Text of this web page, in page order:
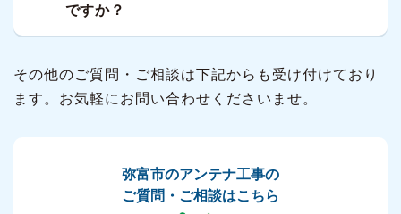
ですか？
その他のご質問・ご相談は下記からも受け付けており
ます。お気軽にお問い合わせくださいませ。
弥富市のアンテナ工事の
ご質問・ご相談はこちら